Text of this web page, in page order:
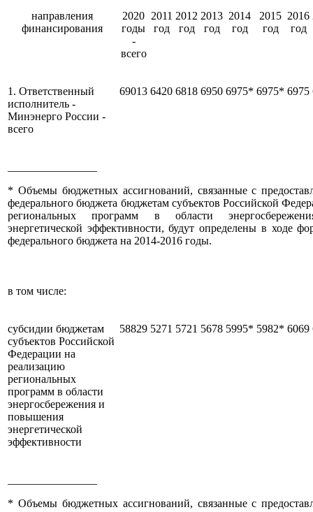
направления
финансирования
2020
годы
-
всего
2011
год
2012
год
2013
год
2014
год
2015
год
2016
год
1. Ответственный
исполнитель -
Минэнерго России -
всего
69013 6420 6818 6950 6975* 6975* 6975
* Объемы бюджетных ассигнований, связанные с
федерального бюджета бюджетам субъектов Российской
региональных программ в области
энергетической эффективности, будут определены в ходе
федерального бюджета на 2014-2016 годы.
в том числе:
субсидии бюджетам
субъектов Российской
Федерации на
реализацию
региональных
программ в области
энергосбережения и
повышения
энергетической
эффективности
58829 5271 5721 5678 5995* 5982* 6069
* Объемы бюджетных ассигнований, связанные с